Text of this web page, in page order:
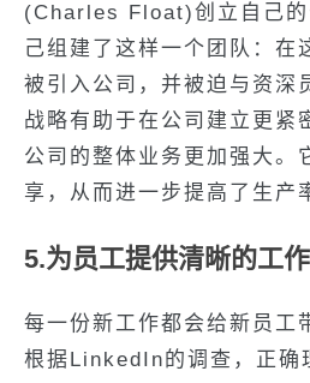
(Charles Float)创立自己的
己组建了这样一个团队：在
被引入公司，并被迫与资深
战略有助于在公司建立更紧
公司的整体业务更加强大。
享，从而进一步提高了生产
5.为员工提供清晰的工作
每一份新工作都会给新员工
根据LinkedIn的调查，正确